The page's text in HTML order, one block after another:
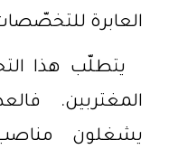
العابرة
يتطلّب هذا
المغتربين.
يشغلون